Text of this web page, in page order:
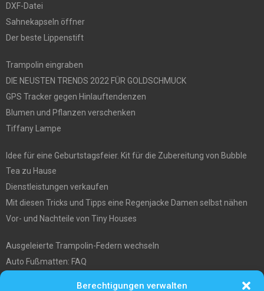
Berechtigungen verwalten
DXF-Datei
Sahnekapseln öffner
Der beste Lippenstift
Trampolin eingraben
DIE NEUSTEN TRENDS 2022 FÜR GOLDSCHMUCK
GPS Tracker gegen Hinlauftendenzen
Blumen und Pflanzen verschenken
Tiffany Lampe
Idee für eine Geburtstagsfeier. Kit für die Zubereitung von Bubble
Tea zu Hause
Dienstleistungen verkaufen
Mit diesen Tricks und Tipps eine Regenjacke Damen selbst nähen
Vor- und Nachteile von Tiny Houses
Ausgeleierte Trampolin-Federn wechseln
Auto Fußmatten: FAQ